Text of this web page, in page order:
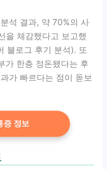
석 결과, 약 70%의 사
을 체감했다고 보고했
블로그 후기 분석). 또
가 한층 정돈됐다는 후
가 빠르다는 점이 돋보
증 정보